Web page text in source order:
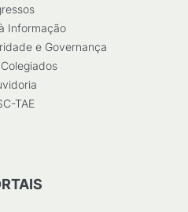
Informação
e Governança
TAE